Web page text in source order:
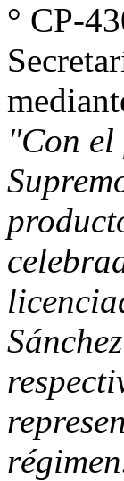
° CP-
"Con